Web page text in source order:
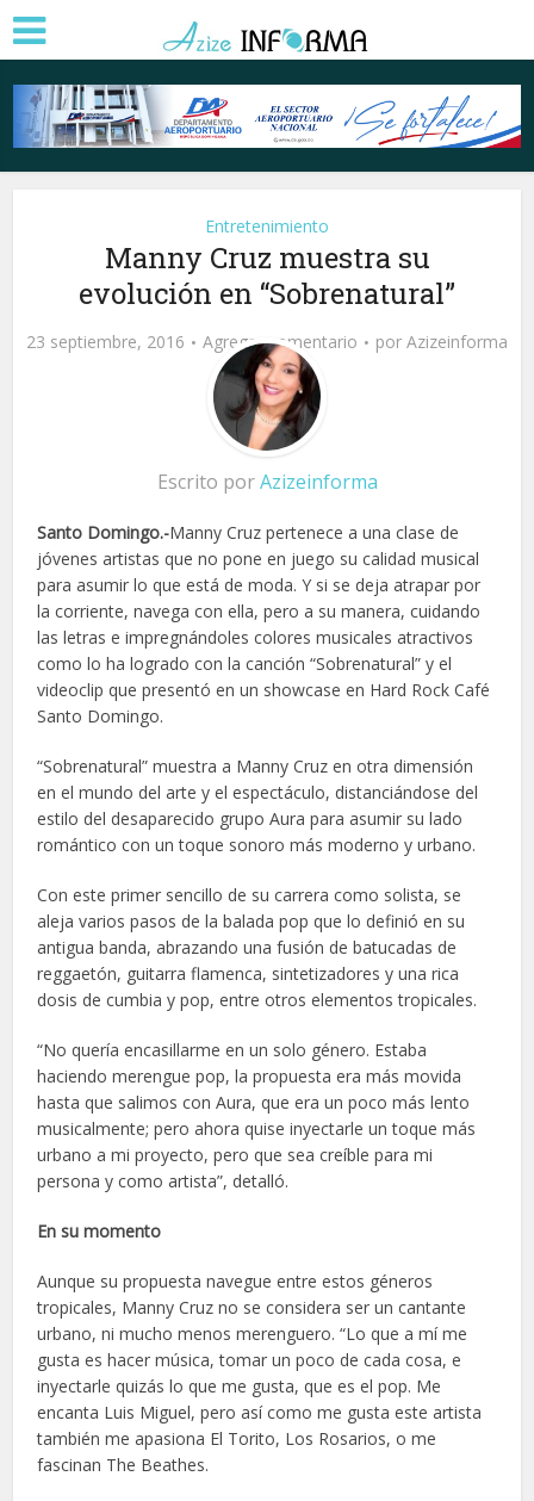
Entretenimiento
Manny Cruz muestra su
evolución en “Sobrenatural”
23 septiembre, 2016 Agregar comentario por Azizeinforma
Escrito porAzizeinforma
Santo Domingo.-Manny Cruz pertenece a una clase de
jóvenes artistas que no pone en juego su calidad musical
para asumir lo que está de moda. Y si se deja atrapar por
la corriente, navega con ella, pero a su manera, cuidando
las letras e impregnándoles colores musicales atractivos
como lo ha logrado con la canción “Sobrenatural” y el
videoclip que presentó en un showcase en Hard Rock Café
Santo Domingo.
“Sobrenatural” muestra a Manny Cruz en otra dimensión
en el mundo del arte y el espectáculo, distanciándose del
estilo del desaparecido grupo Aura para asumir su lado
romántico con un toque sonoro más moderno y urbano.
Con este primer sencillo de su carrera como solista, se
aleja varios pasos de la balada pop que lo definió en su
antigua banda, abrazando una fusión de batucadas de
reggaetón, guitarra flamenca, sintetizadores y una rica
dosis de cumbia y pop, entre otros elementos tropicales.
“No quería encasillarme en un solo género. Estaba
haciendo merengue pop, la propuesta era más movida
hasta que salimos con Aura, que era un poco más lento
musicalmente; pero ahora quise inyectarle un toque más
urbano a mi proyecto, pero que sea creíble para mi
persona y como artista”, detalló.
En su momento
Aunque su propuesta navegue entre estos géneros
tropicales, Manny Cruz no se considera ser un cantante
urbano, ni mucho menos merenguero. “Lo que a mí me
gusta es hacer música, tomar un poco de cada cosa, e
inyectarle quizás lo que me gusta, que es el pop. Me
encanta Luis Miguel, pero así como me gusta este artista
también me apasiona El Torito, Los Rosarios, o me
fascinan The Beathes.